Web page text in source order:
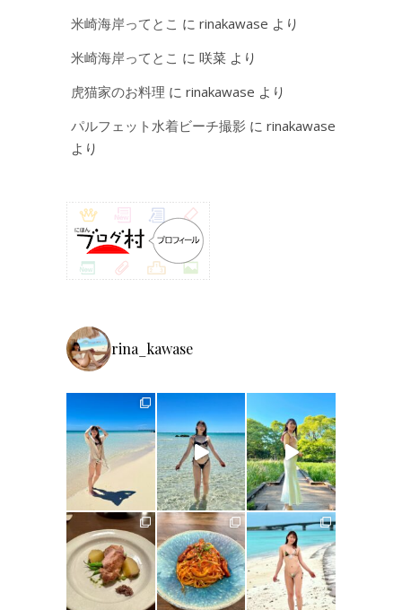
米崎海岸ってとこ に rinakawase より
米崎海岸ってとこ に 咲菜 より
虎猫家のお料理 に rinakawase より
パルフェット水着ビーチ撮影 に rinakawase
より
rina_kawase